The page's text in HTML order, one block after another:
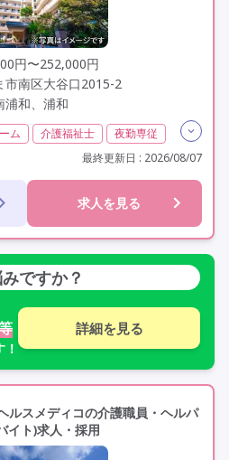
円〜252,000円
市南区大谷口2015-2
浦和、浦和
ム 介護福祉士
夜勤専従
常勤
オープン3年以内
社会保険完備
定年65歳以上
最終更新日 : 2026/08/07
求人を見る
ですか？
詳細を見る
ルスメディコの介護職員・ヘルパ
イト)求人・採用